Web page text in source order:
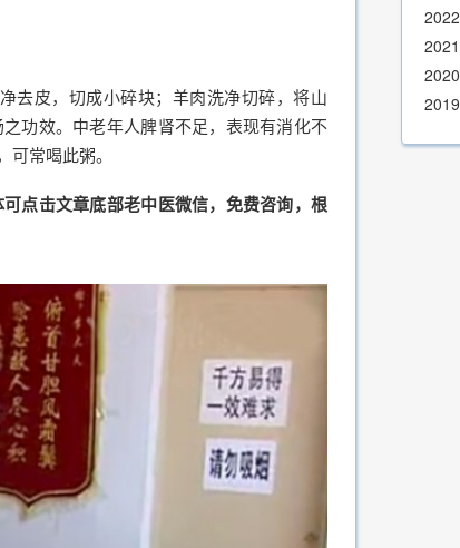
去皮，切成小碎块；羊肉洗净切碎，将山
功效。中老年人脾肾不足，表现有消化不
常喝此粥。
点击文章底部老中医微信，免费咨询，根
2022
2021
2020
2019